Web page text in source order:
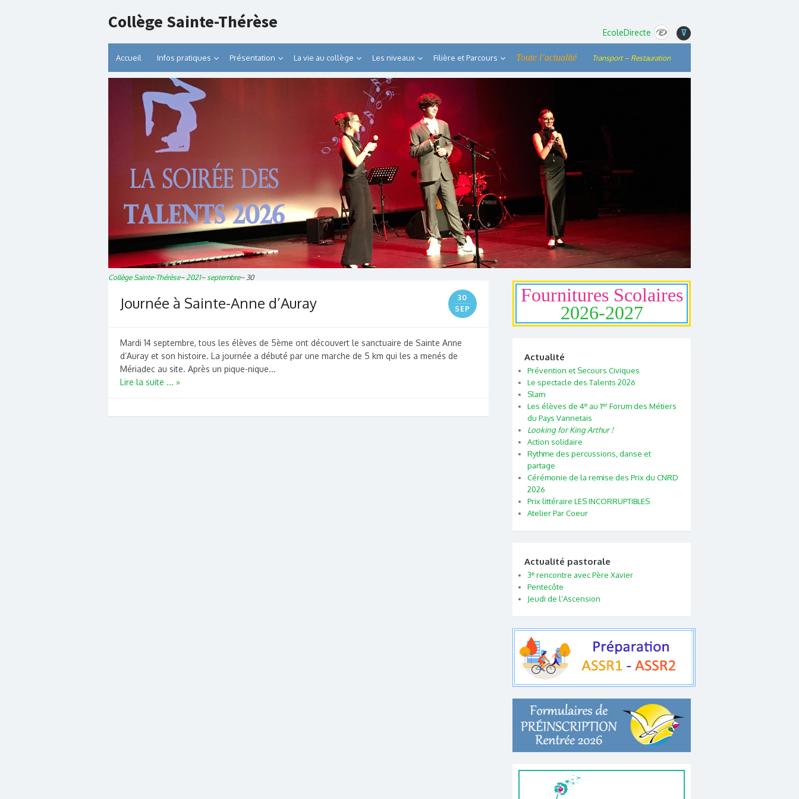
Collège Sainte-Thérèse
EcoleDirecte ⊽
Accueil Infos pratiques Présentation La vie au collège Les niveaux Filière et Parcours Toute l’actualité Transport – Restauration
Collège Sainte-Thérèse~2021~septembre~ 30
Journée à Sainte-Anne d’Auray
30
SEP
Mardi 14 septembre, tous les élèves de 5ème ont découvert le sanctuaire de Sainte Anne
d’Auray et son histoire. La journée a débuté par une marche de 5 km qui les a menés de
Mériadec au site. Après un pique-nique...
Lire la suite ... »
Fournitures Scolaires
2026-2027
Actualité
Prévention et Secours Civiques
Le spectacle des Talents 2026
Slam
Les élèves de 4e au 1er Forum des Métiers
du Pays Vannetais
Looking for King Arthur !
Action solidaire
Rythme des percussions, danse et
partage
Cérémonie de la remise des Prix du CNRD
2026
Prix littéraire LES INCORRUPTIBLES
Atelier Par Coeur
Actualité pastorale
3e rencontre avec Père Xavier
Pentecôte
Jeudi de l’Ascension